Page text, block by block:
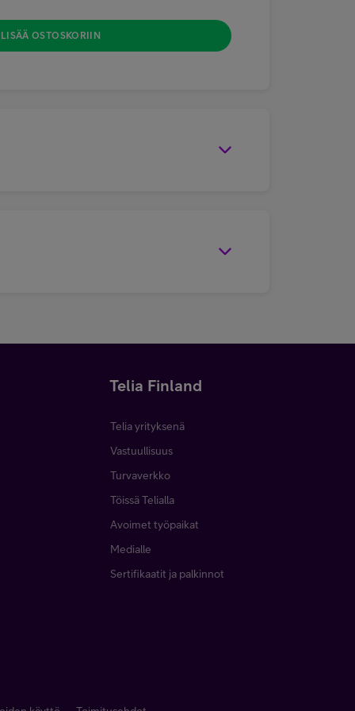
LISÄÄ OSTOSKORIIN
Telia Finland
Telia yrityksenä
Vastuullisuus
Turvaverkko
Töissä Telialla
Avoimet työpaikat
Medialle
Sertifikaatit ja palkinnot